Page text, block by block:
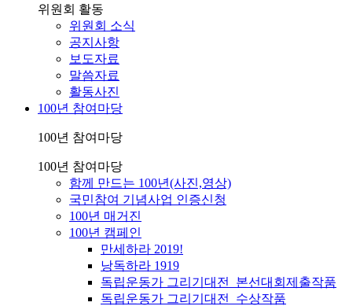
위원회 활동
위원회 소식
공지사항
보도자료
말씀자료
활동사진
100년 참여마당
100년 참여마당
100년 참여마당
함께 만드는 100년(사진,영상)
국민참여 기념사업 인증신청
100년 매거진
100년 캠페인
만세하라 2019!
낭독하라 1919
독립운동가 그리기대전_본선대회제출작품
독립운동가 그리기대전_수상작품